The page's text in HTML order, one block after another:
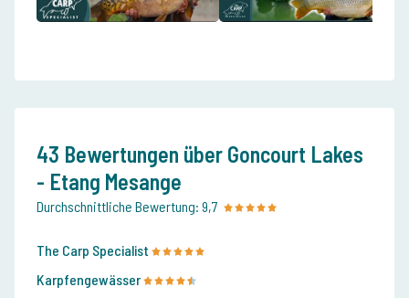
43 Bewertungen über Goncourt Lakes
- Etang Mesange
Durchschnittliche Bewertung: 9,7
The Carp Specialist
Karpfengewässer